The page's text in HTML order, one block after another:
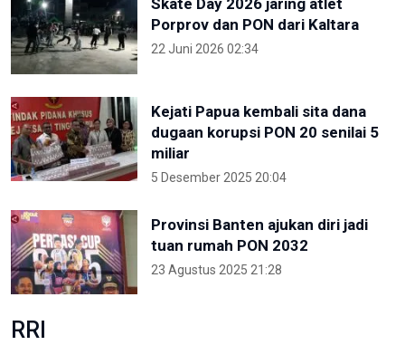
Porprov dan PON dari Kaltara
22 Juni 2026 02:34
Kejati Papua kembali sita dana
dugaan korupsi PON 20 senilai 5
miliar
5 Desember 2025 20:04
Provinsi Banten ajukan diri jadi
tuan rumah PON 2032
23 Agustus 2025 21:28
RRI